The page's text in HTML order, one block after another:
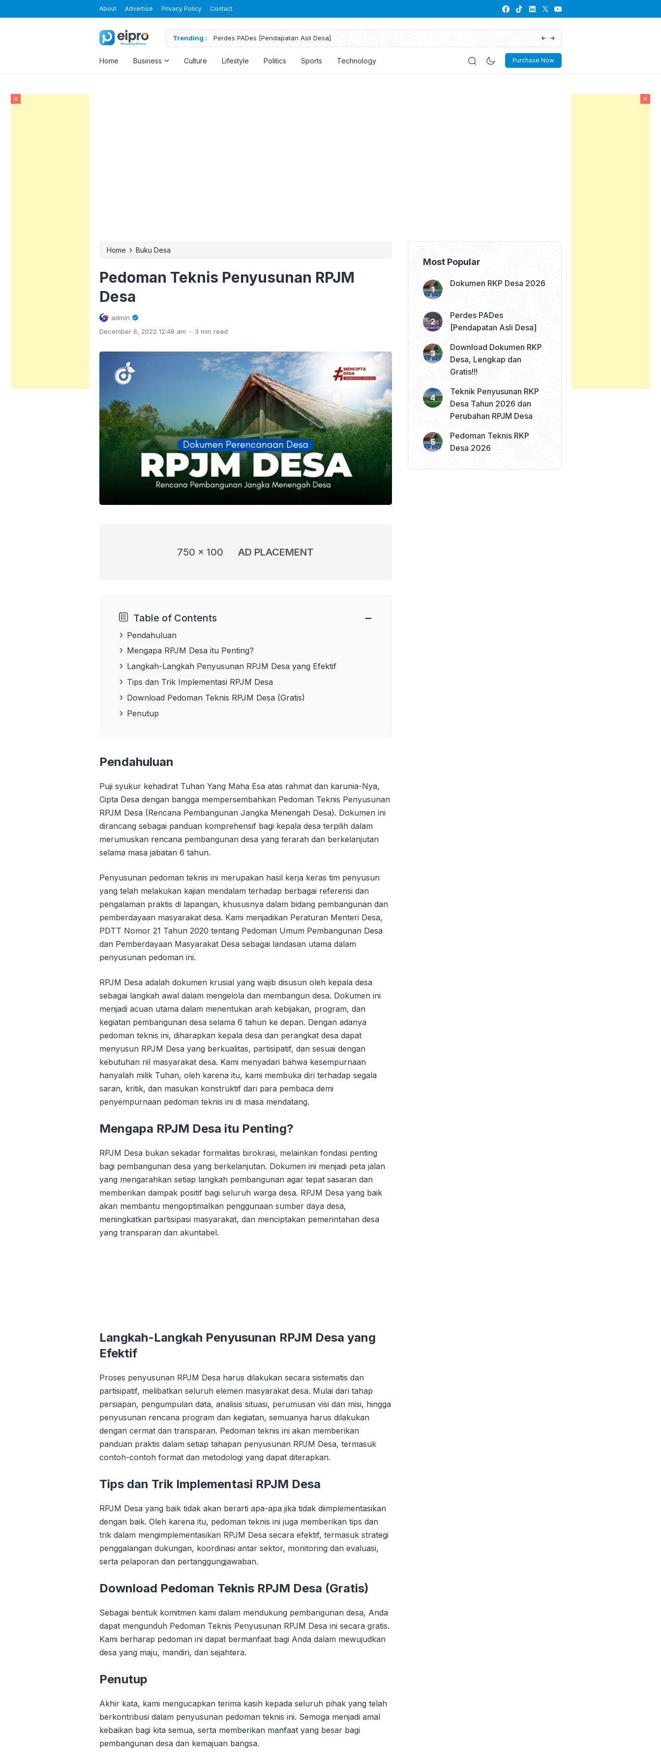
About Advertise Privacy Policy Contact
Trending : Perdes PADes [Pendapatan Asli Desa] Download Dokumen RKP Desa, Lengkap
Purchase Now
Home Business Culture Lifestyle Politics Sports Technology
Home › Buku Desa
Pedoman Teknis Penyusunan RPJM
Desa
admin
December 6, 2022 12:48 am . 3 min read
750 x 100 AD PLACEMENT
Table of Contents −
Pendahuluan
Mengapa RPJM Desa itu Penting?
Langkah-Langkah Penyusunan RPJM Desa yang Efektif
Tips dan Trik Implementasi RPJM Desa
Download Pedoman Teknis RPJM Desa (Gratis)
Penutup
Pendahuluan
Puji syukur kehadirat Tuhan Yang Maha Esa atas rahmat dan karunia-Nya,
Cipta Desa dengan bangga mempersembahkan Pedoman Teknis Penyusunan
RPJM Desa (Rencana Pembangunan Jangka Menengah Desa). Dokumen ini
dirancang sebagai panduan komprehensif bagi kepala desa terpilih dalam
merumuskan rencana pembangunan desa yang terarah dan berkelanjutan
selama masa jabatan 6 tahun.
Penyusunan pedoman teknis ini merupakan hasil kerja keras tim penyusun
yang telah melakukan kajian mendalam terhadap berbagai referensi dan
pengalaman praktis di lapangan, khususnya dalam bidang pembangunan dan
pemberdayaan masyarakat desa. Kami menjadikan Peraturan Menteri Desa,
PDTT Nomor 21 Tahun 2020 tentang Pedoman Umum Pembangunan Desa
dan Pemberdayaan Masyarakat Desa sebagai landasan utama dalam
penyusunan pedoman ini.
RPJM Desa adalah dokumen krusial yang wajib disusun oleh kepala desa
sebagai langkah awal dalam mengelola dan membangun desa. Dokumen ini
menjadi acuan utama dalam menentukan arah kebijakan, program, dan
kegiatan pembangunan desa selama 6 tahun ke depan. Dengan adanya
pedoman teknis ini, diharapkan kepala desa dan perangkat desa dapat
menyusun RPJM Desa yang berkualitas, partisipatif, dan sesuai dengan
kebutuhan riil masyarakat desa. Kami menyadari bahwa kesempurnaan
hanyalah milik Tuhan, oleh karena itu, kami membuka diri terhadap segala
saran, kritik, dan masukan konstruktif dari para pembaca demi
penyempurnaan pedoman teknis ini di masa mendatang.
Mengapa RPJM Desa itu Penting?
RPJM Desa bukan sekadar formalitas birokrasi, melainkan fondasi penting
bagi pembangunan desa yang berkelanjutan. Dokumen ini menjadi peta jalan
yang mengarahkan setiap langkah pembangunan agar tepat sasaran dan
memberikan dampak positif bagi seluruh warga desa. RPJM Desa yang baik
akan membantu mengoptimalkan penggunaan sumber daya desa,
meningkatkan partisipasi masyarakat, dan menciptakan pemerintahan desa
yang transparan dan akuntabel.
Langkah-Langkah Penyusunan RPJM Desa yang
Efektif
Proses penyusunan RPJM Desa harus dilakukan secara sistematis dan
partisipatif, melibatkan seluruh elemen masyarakat desa. Mulai dari tahap
persiapan, pengumpulan data, analisis situasi, perumusan visi dan misi, hingga
penyusunan rencana program dan kegiatan, semuanya harus dilakukan
dengan cermat dan transparan. Pedoman teknis ini akan memberikan
panduan praktis dalam setiap tahapan penyusunan RPJM Desa, termasuk
contoh-contoh format dan metodologi yang dapat diterapkan.
Tips dan Trik Implementasi RPJM Desa
RPJM Desa yang baik tidak akan berarti apa-apa jika tidak diimplementasikan
dengan baik. Oleh karena itu, pedoman teknis ini juga memberikan tips dan
trik dalam mengimplementasikan RPJM Desa secara efektif, termasuk strategi
penggalangan dukungan, koordinasi antar sektor, monitoring dan evaluasi,
serta pelaporan dan pertanggungjawaban.
Download Pedoman Teknis RPJM Desa (Gratis)
Sebagai bentuk komitmen kami dalam mendukung pembangunan desa, Anda
dapat mengunduh Pedoman Teknis Penyusunan RPJM Desa ini secara gratis.
Kami berharap pedoman ini dapat bermanfaat bagi Anda dalam mewujudkan
desa yang maju, mandiri, dan sejahtera.
Penutup
Akhir kata, kami mengucapkan terima kasih kepada seluruh pihak yang telah
berkontribusi dalam penyusunan pedoman teknis ini. Semoga menjadi amal
kebaikan bagi kita semua, serta memberikan manfaat yang besar bagi
pembangunan desa dan kemajuan bangsa.
Most Popular
Dokumen RKP Desa 2026
Perdes PADes
[Pendapatan Asli Desa]
Download Dokumen RKP
Desa, Lengkap dan
Gratis!!!
Teknik Penyusunan RKP
Desa Tahun 2026 dan
Perubahan RPJM Desa
Pedoman Teknis RKP
Desa 2026